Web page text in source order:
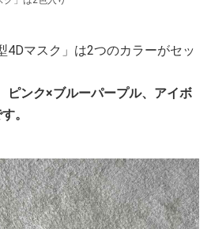
4Dマスク」は2つのカラーがセッ
ピンク×ブルーパープル、アイボ
。